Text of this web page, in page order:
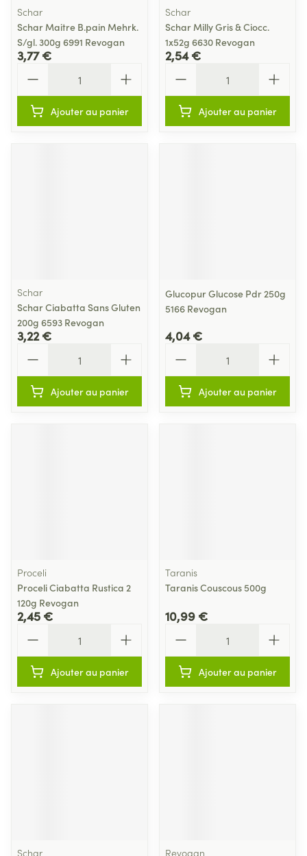
Schar
Schar Maitre B.pain Mehrk.
S/gl. 300g 6991 Revogan
3,77 €
Ajouter au panier
Schar
Schar Milly Gris & Ciocc.
1x52g 6630 Revogan
2,54 €
Ajouter au panier
Schar
Schar Ciabatta Sans Gluten
200g 6593 Revogan
3,22 €
Ajouter au panier
Glucopur Glucose Pdr 250g
5166 Revogan
4,04 €
Ajouter au panier
Proceli
Proceli Ciabatta Rustica 2
120g Revogan
2,45 €
Ajouter au panier
Taranis
Taranis Couscous 500g
10,99 €
Ajouter au panier
Schar Revogan